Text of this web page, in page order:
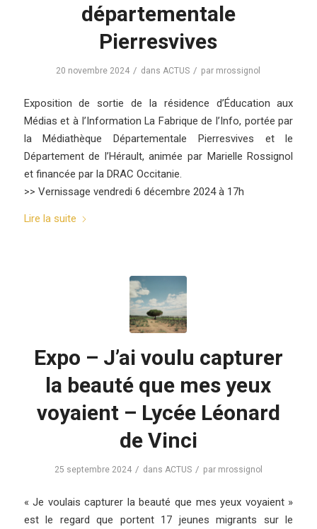
départementale
Pierresvives
20 novembre 2024 / dansACTUS / par mrossignol
Exposition de sortie de la résidence d’Éducation aux
Médias et à l’Information La Fabrique de l’Info, portée par
la Médiathèque Départementale Pierresvives et le
Département de l’Hérault, animée par Marielle Rossignol
et financée par la DRAC Occitanie.
>> Vernissage vendredi 6 décembre 2024 à 17h
Lire la suite
Expo – J’ai voulu capturer
la beauté que mes yeux
voyaient – Lycée Léonard
de Vinci
25 septembre 2024 / dans ACTUS / par mrossignol
« Je voulais capturer la beauté que mes yeux voyaient »
est le regard que portent 17 jeunes migrants sur le